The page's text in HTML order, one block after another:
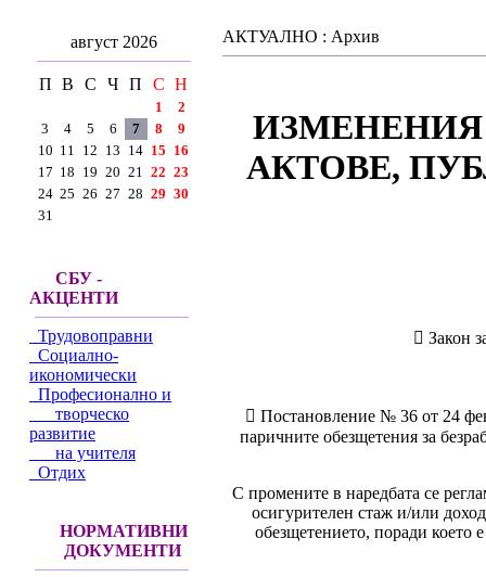
август 2026
П В С Ч П С Н
1
2
3
4 5 6 7 8
9
10 11 12 13 14 15 16
17 18 19 20 21 22 23
24 25 26 27 28 29 30
31
СБУ -
АКЦЕНТИ
Трудовоправни
Социално-
икономически
Професионално и
творческо
развитие
на учителя
Отдих
НОРМАТИВНИ
ДОКУМЕНТИ
АКТУАЛНО : Архив
АКТОВЕ,
 Закон
 Постановление № 36 от 24
паричните обезщетения за
С промените в наредбата се
осигурителен стаж и/или
обезщетението, поради което